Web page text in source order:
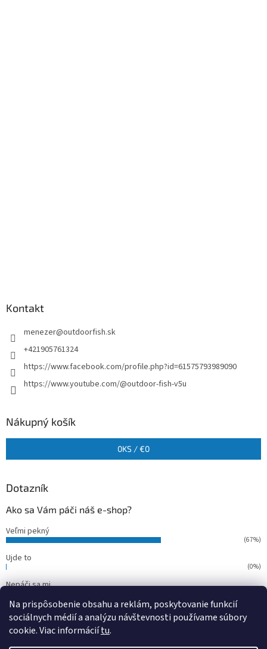
Na prispôsobenie obsahu a reklám, poskytovanie funkcií
sociálnych médií a analýzu návštevnosti používame súbory
cookie. Viac informáciítu.
Kontakt
menezer@outdoorfish.sk
+421905761324
https://www.facebook.com/profile.php?id=61575793989090
https://www.youtube.com/@outdoor-fish-v5u
Nákupný košík
0KS /€0
Dotazník
Ako sa Vám páči náš e-shop?
Veľmi pekný
(67%)
Ujde to
(0%)
Nepáči sa mi
Počet hlasov:15